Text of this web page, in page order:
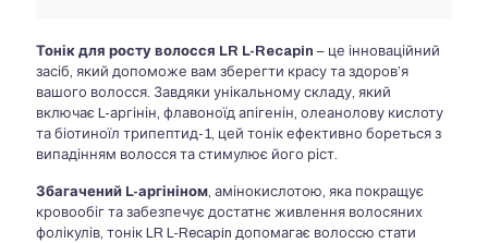
Тонік для росту волосся LR L-Recapin – це інноваційний
засіб, який допоможе вам зберегти красу та здоров’я
вашого волосся. Завдяки унікальному складу, який
включає L-аргінін, флавоноїд апігенін, олеанолову кислоту
та біотиноїл трипептид-1, цей тонік ефективно бореться з
випадінням волосся та стимулює його ріст.
Збагачений L-аргініном, амінокислотою, яка покращує
кровообіг та забезпечує достатнє живлення волосяних
фолікулів, тонік LR L-Recapin допомагає волоссю стати